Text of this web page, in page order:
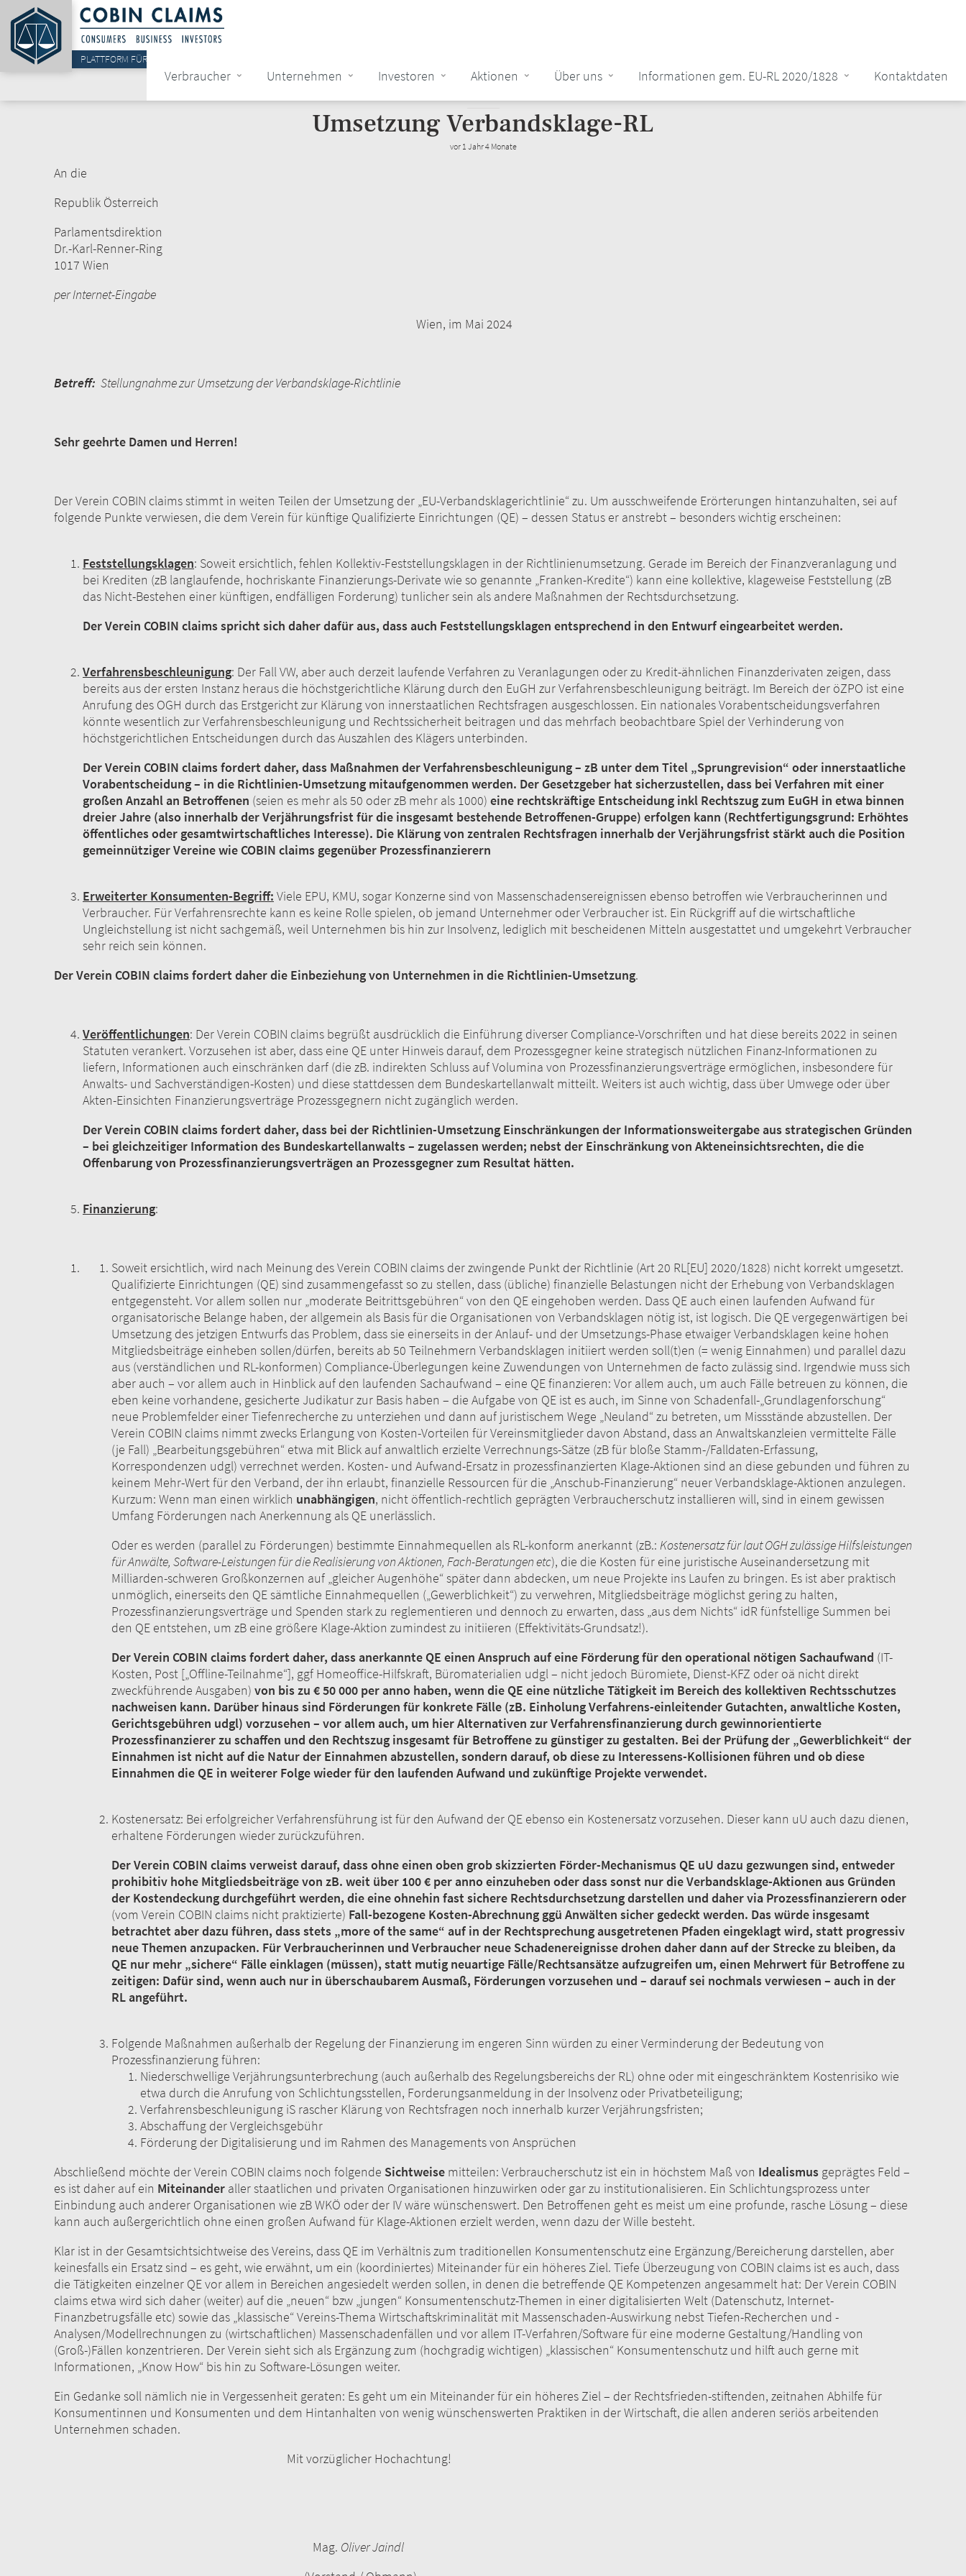
Direkt
zum
Inhalt
PLATTFORM FÜR SAMMELAKTIONEN...
Hauptnavigation
Verbraucher Unternehmen Investoren Aktionen Über uns Informationen gem. EU-RL 2020/1828 Kontaktdaten
Umsetzung Verbandsklage-RL
vor 1 Jahr 4 Monate
An die
Republik Österreich
Parlamentsdirektion
Dr.-Karl-Renner-Ring
1017 Wien
per Internet-Eingabe
Wien, im Mai 2024
Betreff: Stellungnahme zur Umsetzung der Verbandsklage-Richtlinie
Sehr geehrte Damen und Herren!
Der Verein COBIN claims stimmt in weiten Teilen der Umsetzung der „EU-Verbandsklagerichtlinie“ zu. Um ausschweifende Erörterungen hintanzuhalten, sei auf
folgende Punkte verwiesen, die dem Verein für künftige Qualifizierte Einrichtungen (QE) – dessen Status er anstrebt – besonders wichtig erscheinen:
Feststellungsklagen: Soweit ersichtlich, fehlen Kollektiv-Feststellungsklagen in der Richtlinienumsetzung. Gerade im Bereich der Finanzveranlagung und
bei Krediten (zB langlaufende, hochriskante Finanzierungs-Derivate wie so genannte „Franken-Kredite“) kann eine kollektive, klageweise Feststellung (zB
das Nicht-Bestehen einer künftigen, endfälligen Forderung) tunlicher sein als andere Maßnahmen der Rechtsdurchsetzung.
Der Verein COBIN claims spricht sich daher dafür aus, dass auch Feststellungsklagen entsprechend in den Entwurf eingearbeitet werden.
Verfahrensbeschleunigung: Der Fall VW, aber auch derzeit laufende Verfahren zu Veranlagungen oder zu Kredit-ähnlichen Finanzderivaten zeigen, dass
bereits aus der ersten Instanz heraus die höchstgerichtliche Klärung durch den EuGH zur Verfahrensbeschleunigung beiträgt. Im Bereich der öZPO ist eine
Anrufung des OGH durch das Erstgericht zur Klärung von innerstaatlichen Rechtsfragen ausgeschlossen. Ein nationales Vorabentscheidungsverfahren
könnte wesentlich zur Verfahrensbeschleunigung und Rechtssicherheit beitragen und das mehrfach beobachtbare Spiel der Verhinderung von
höchstgerichtlichen Entscheidungen durch das Auszahlen des Klägers unterbinden.
Der Verein COBIN claims fordert daher, dass Maßnahmen der Verfahrensbeschleunigung – zB unter dem Titel „Sprungrevision“ oder innerstaatliche
Vorabentscheidung – in die Richtlinien-Umsetzung mitaufgenommen werden. Der Gesetzgeber hat sicherzustellen, dass bei Verfahren mit einer
großen Anzahl an Betroffenen (seien es mehr als 50 oder zB mehr als 1000) eine rechtskräftige Entscheidung inkl Rechtszug zum EuGH in etwa binnen
dreier Jahre (also innerhalb der Verjährungsfrist für die insgesamt bestehende Betroffenen-Gruppe) erfolgen kann (Rechtfertigungsgrund: Erhöhtes
öffentliches oder gesamtwirtschaftliches Interesse). Die Klärung von zentralen Rechtsfragen innerhalb der Verjährungsfrist stärkt auch die Position
gemeinnütziger Vereine wie COBIN claims gegenüber Prozessfinanzierern
Erweiterter Konsumenten-Begriff: Viele EPU, KMU, sogar Konzerne sind von Massenschadensereignissen ebenso betroffen wie Verbraucherinnen und
Verbraucher. Für Verfahrensrechte kann es keine Rolle spielen, ob jemand Unternehmer oder Verbraucher ist. Ein Rückgriff auf die wirtschaftliche
Ungleichstellung ist nicht sachgemäß, weil Unternehmen bis hin zur Insolvenz, lediglich mit bescheidenen Mitteln ausgestattet und umgekehrt Verbraucher
sehr reich sein können.
Der Verein COBIN claims fordert daher die Einbeziehung von Unternehmen in die Richtlinien-Umsetzung.
Veröffentlichungen: Der Verein COBIN claims begrüßt ausdrücklich die Einführung diverser Compliance-Vorschriften und hat diese bereits 2022 in seinen
Statuten verankert. Vorzusehen ist aber, dass eine QE unter Hinweis darauf, dem Prozessgegner keine strategisch nützlichen Finanz-Informationen zu
liefern, Informationen auch einschränken darf (die zB. indirekten Schluss auf Volumina von Prozessfinanzierungsverträge ermöglichen, insbesondere für
Anwalts- und Sachverständigen-Kosten) und diese stattdessen dem Bundeskartellanwalt mitteilt. Weiters ist auch wichtig, dass über Umwege oder über
Akten-Einsichten Finanzierungsverträge Prozessgegnern nicht zugänglich werden.
Der Verein COBIN claims fordert daher, dass bei der Richtlinien-Umsetzung Einschränkungen der Informationsweitergabe aus strategischen Gründen
– bei gleichzeitiger Information des Bundeskartellanwalts – zugelassen werden; nebst der Einschränkung von Akteneinsichtsrechten, die die
Offenbarung von Prozessfinanzierungsverträgen an Prozessgegner zum Resultat hätten.
Finanzierung:
Soweit ersichtlich, wird nach Meinung des Verein COBIN claims der zwingende Punkt der Richtlinie (Art 20 RL[EU] 2020/1828) nicht korrekt umgesetzt.
Qualifizierte Einrichtungen (QE) sind zusammengefasst so zu stellen, dass (übliche) finanzielle Belastungen nicht der Erhebung von Verbandsklagen
entgegensteht. Vor allem sollen nur „moderate Beitrittsgebühren“ von den QE eingehoben werden. Dass QE auch einen laufenden Aufwand für
organisatorische Belange haben, der allgemein als Basis für die Organisationen von Verbandsklagen nötig ist, ist logisch. Die QE vergegenwärtigen bei
Umsetzung des jetzigen Entwurfs das Problem, dass sie einerseits in der Anlauf- und der Umsetzungs-Phase etwaiger Verbandsklagen keine hohen
Mitgliedsbeiträge einheben sollen/dürfen, bereits ab 50 Teilnehmern Verbandsklagen initiiert werden soll(t)en (= wenig Einnahmen) und parallel dazu
aus (verständlichen und RL-konformen) Compliance-Überlegungen keine Zuwendungen von Unternehmen de facto zulässig sind. Irgendwie muss sich
aber auch – vor allem auch in Hinblick auf den laufenden Sachaufwand – eine QE finanzieren: Vor allem auch, um auch Fälle betreuen zu können, die
eben keine vorhandene, gesicherte Judikatur zur Basis haben – die Aufgabe von QE ist es auch, im Sinne von Schadenfall-„Grundlagenforschung“
neue Problemfelder einer Tiefenrecherche zu unterziehen und dann auf juristischem Wege „Neuland“ zu betreten, um Missstände abzustellen. Der
Verein COBIN claims nimmt zwecks Erlangung von Kosten-Vorteilen für Vereinsmitglieder davon Abstand, dass an Anwaltskanzleien vermittelte Fälle
(je Fall) „Bearbeitungsgebühren“ etwa mit Blick auf anwaltlich erzielte Verrechnungs-Sätze (zB für bloße Stamm-/Falldaten-Erfassung,
Korrespondenzen udgl) verrechnet werden. Kosten- und Aufwand-Ersatz in prozessfinanzierten Klage-Aktionen sind an diese gebunden und führen zu
keinem Mehr-Wert für den Verband, der ihn erlaubt, finanzielle Ressourcen für die „Anschub-Finanzierung“ neuer Verbandsklage-Aktionen anzulegen.
Kurzum: Wenn man einen wirklich unabhängigen, nicht öffentlich-rechtlich geprägten Verbraucherschutz installieren will, sind in einem gewissen
Umfang Förderungen nach Anerkennung als QE unerlässlich.
Oder es werden (parallel zu Förderungen) bestimmte Einnahmequellen als RL-konform anerkannt (zB.: Kostenersatz für laut OGH zulässige Hilfsleistungen
für Anwälte, Software-Leistungen für die Realisierung von Aktionen, Fach-Beratungen etc), die die Kosten für eine juristische Auseinandersetzung mit
Milliarden-schweren Großkonzernen auf „gleicher Augenhöhe“ später dann abdecken, um neue Projekte ins Laufen zu bringen. Es ist aber praktisch
unmöglich, einerseits den QE sämtliche Einnahmequellen („Gewerblichkeit“) zu verwehren, Mitgliedsbeiträge möglichst gering zu halten,
Prozessfinanzierungsverträge und Spenden stark zu reglementieren und dennoch zu erwarten, dass „aus dem Nichts“ idR fünfstellige Summen bei
den QE entstehen, um zB eine größere Klage-Aktion zumindest zu initiieren (Effektivitäts-Grundsatz!).
Der Verein COBIN claims fordert daher, dass anerkannte QE einen Anspruch auf eine Förderung für den operational nötigen Sachaufwand (IT-
Kosten, Post [„Offline-Teilnahme“], ggf Homeoffice-Hilfskraft, Büromaterialien udgl – nicht jedoch Büromiete, Dienst-KFZ oder oä nicht direkt
zweckführende Ausgaben) von bis zu € 50 000 per anno haben, wenn die QE eine nützliche Tätigkeit im Bereich des kollektiven Rechtsschutzes
nachweisen kann. Darüber hinaus sind Förderungen für konkrete Fälle (zB. Einholung Verfahrens-einleitender Gutachten, anwaltliche Kosten,
Gerichtsgebühren udgl) vorzusehen – vor allem auch, um hier Alternativen zur Verfahrensfinanzierung durch gewinnorientierte
Prozessfinanzierer zu schaffen und den Rechtszug insgesamt für Betroffene zu günstiger zu gestalten. Bei der Prüfung der „Gewerblichkeit“ der
Einnahmen ist nicht auf die Natur der Einnahmen abzustellen, sondern darauf, ob diese zu Interessens-Kollisionen führen und ob diese
Einnahmen die QE in weiterer Folge wieder für den laufenden Aufwand und zukünftige Projekte verwendet.
Kostenersatz: Bei erfolgreicher Verfahrensführung ist für den Aufwand der QE ebenso ein Kostenersatz vorzusehen. Dieser kann uU auch dazu dienen,
erhaltene Förderungen wieder zurückzuführen.
Der Verein COBIN claims verweist darauf, dass ohne einen oben grob skizzierten Förder-Mechanismus QE uU dazu gezwungen sind, entweder
prohibitiv hohe Mitgliedsbeiträge von zB. weit über 100 € per anno einzuheben oder dass sonst nur die Verbandsklage-Aktionen aus Gründen
der Kostendeckung durchgeführt werden, die eine ohnehin fast sichere Rechtsdurchsetzung darstellen und daher via Prozessfinanzierern oder
(vom Verein COBIN claims nicht praktizierte) Fall-bezogene Kosten-Abrechnung ggü Anwälten sicher gedeckt werden. Das würde insgesamt
betrachtet aber dazu führen, dass stets „more of the same“ auf in der Rechtsprechung ausgetretenen Pfaden eingeklagt wird, statt progressiv
neue Themen anzupacken. Für Verbraucherinnen und Verbraucher neue Schadenereignisse drohen daher dann auf der Strecke zu bleiben, da
QE nur mehr „sichere“ Fälle einklagen (müssen), statt mutig neuartige Fälle/Rechtsansätze aufzugreifen um, einen Mehrwert für Betroffene zu
zeitigen: Dafür sind, wenn auch nur in überschaubarem Ausmaß, Förderungen vorzusehen und – darauf sei nochmals verwiesen – auch in der
RL angeführt.
Folgende Maßnahmen außerhalb der Regelung der Finanzierung im engeren Sinn würden zu einer Verminderung der Bedeutung von
Prozessfinanzierung führen:
Niederschwellige Verjährungsunterbrechung (auch außerhalb des Regelungsbereichs der RL) ohne oder mit eingeschränktem Kostenrisiko wie
etwa durch die Anrufung von Schlichtungsstellen, Forderungsanmeldung in der Insolvenz oder Privatbeteiligung;
Verfahrensbeschleunigung iS rascher Klärung von Rechtsfragen noch innerhalb kurzer Verjährungsfristen;
Abschaffung der Vergleichsgebühr
Förderung der Digitalisierung und im Rahmen des Managements von Ansprüchen
Abschließend möchte der Verein COBIN claims noch folgende Sichtweise mitteilen: Verbraucherschutz ist ein in höchstem Maß von Idealismus geprägtes Feld –
es ist daher auf ein Miteinander aller staatlichen und privaten Organisationen hinzuwirken oder gar zu institutionalisieren. Ein Schlichtungsprozess unter
Einbindung auch anderer Organisationen wie zB WKÖ oder der IV wäre wünschenswert. Den Betroffenen geht es meist um eine profunde, rasche Lösung – diese
kann auch außergerichtlich ohne einen großen Aufwand für Klage-Aktionen erzielt werden, wenn dazu der Wille besteht.
Klar ist in der Gesamtsichtsichtweise des Vereins, dass QE im Verhältnis zum traditionellen Konsumentenschutz eine Ergänzung/Bereicherung darstellen, aber
keinesfalls ein Ersatz sind – es geht, wie erwähnt, um ein (koordiniertes) Miteinander für ein höheres Ziel. Tiefe Überzeugung von COBIN claims ist es auch, dass
die Tätigkeiten einzelner QE vor allem in Bereichen angesiedelt werden sollen, in denen die betreffende QE Kompetenzen angesammelt hat: Der Verein COBIN
claims etwa wird sich daher (weiter) auf die „neuen“ bzw „jungen“ Konsumentenschutz-Themen in einer digitalisierten Welt (Datenschutz, Internet-
Finanzbetrugsfälle etc) sowie das „klassische“ Vereins-Thema Wirtschaftskriminalität mit Massenschaden-Auswirkung nebst Tiefen-Recherchen und -
Analysen/Modellrechnungen zu (wirtschaftlichen) Massenschadenfällen und vor allem IT-Verfahren/Software für eine moderne Gestaltung/Handling von
(Groß-)Fällen konzentrieren. Der Verein sieht sich als Ergänzung zum (hochgradig wichtigen) „klassischen“ Konsumentenschutz und hilft auch gerne mit
Informationen, „Know How“ bis hin zu Software-Lösungen weiter.
Ein Gedanke soll nämlich nie in Vergessenheit geraten: Es geht um ein Miteinander für ein höheres Ziel – der Rechtsfrieden-stiftenden, zeitnahen Abhilfe für
Konsumentinnen und Konsumenten und dem Hintanhalten von wenig wünschenswerten Praktiken in der Wirtschaft, die allen anderen seriös arbeitenden
Unternehmen schaden.
Mit vorzüglicher Hochachtung!
Mag. Oliver Jaindl